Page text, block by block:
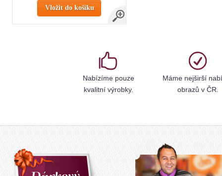
Vložit do košíku
Nabízíme pouze
kvalitní výrobky.
Máme nejširší
obrazů v ČR.